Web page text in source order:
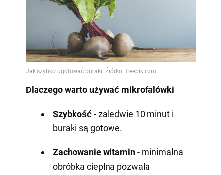
Dlaczego warto używać mikrofalówki
Szybkość- zaledwie 10 minut i
buraki są gotowe.
Zachowanie witamin- minimalna
obróbka cieplna pozwala